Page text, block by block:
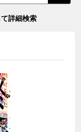
詳細検索